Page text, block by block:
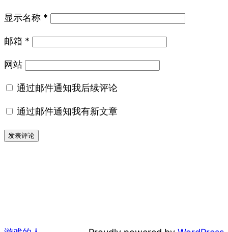
显示名称 *
邮箱 *
网站
通过邮件通知我后续评论
通过邮件通知我有新文章